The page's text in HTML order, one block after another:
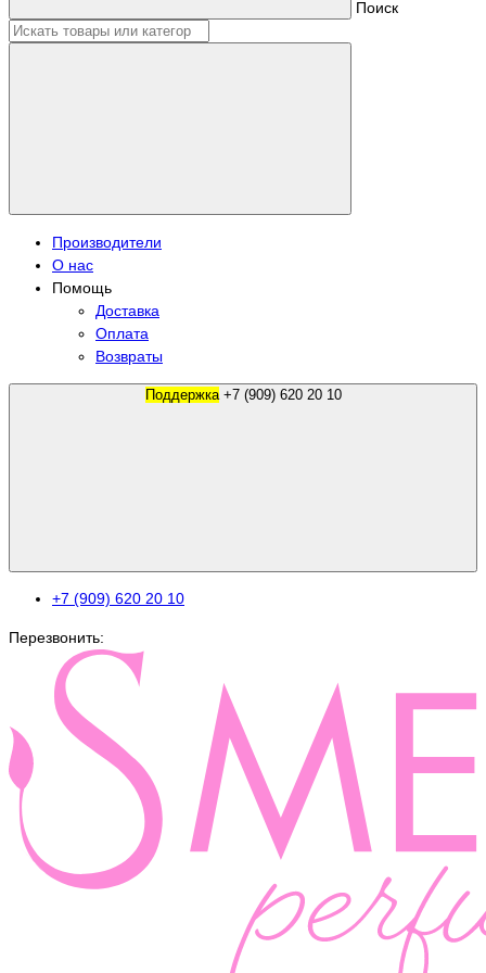
Поиск
Производители
О нас
Помощь
Доставка
Оплата
Возвраты
Поддержка +7 (909) 620 20 10
+7 (909) 620 20 10
Перезвонить: